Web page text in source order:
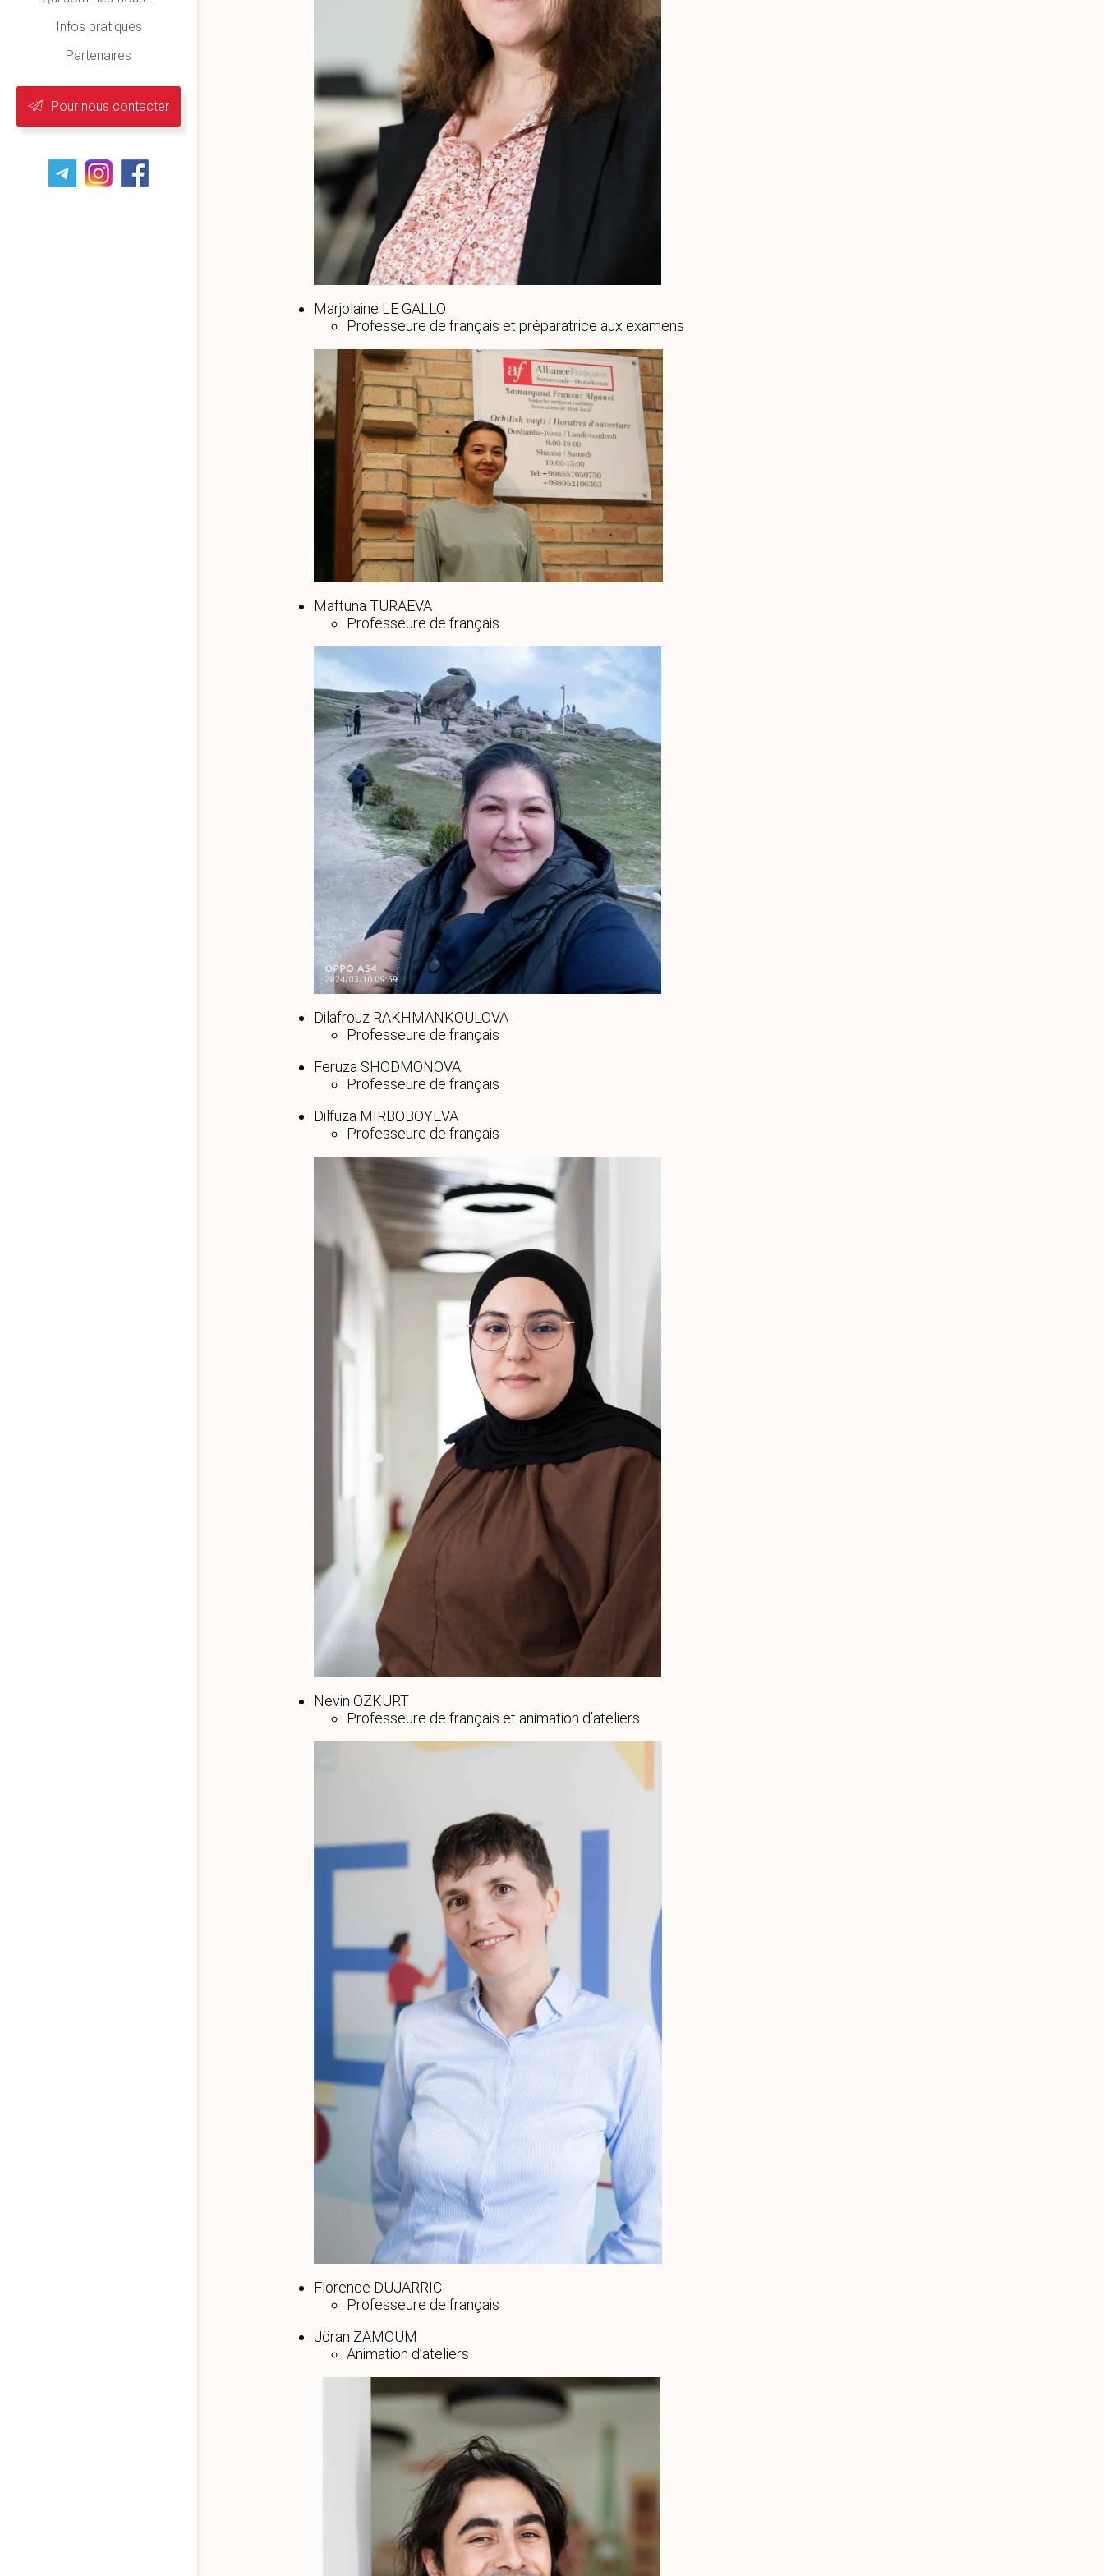
Infos pratiques
Partenaires
Pour nous contacter
Marjolaine LE GALLO
Professeure de français et préparatrice aux examens
Maftuna TURAEVA
Professeure de français
Dilafrouz RAKHMANKOULOVA
Professeure de français
Feruza SHODMONOVA
Professeure de français
Dilfuza MIRBOBOYEVA
Professeure de français
Nevin OZKURT
Professeure de français et animation d’ateliers
Florence DUJARRIC
Professeure de français
Jöran ZAMOUM
Animation d’ateliers